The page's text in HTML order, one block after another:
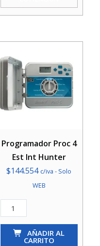
Programador Proc 4
Est Int Hunter
$144.554 c/iva - Solo
WEB
Programador
Proc
AÑADIR AL
CARRITO